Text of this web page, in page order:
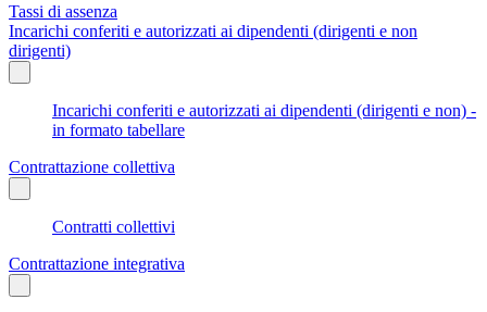
Tassi di assenza
Incarichi conferiti e autorizzati ai dipendenti (dirigenti e non
dirigenti)
Incarichi conferiti e autorizzati ai dipendenti (dirigenti e non) -
in formato tabellare
Contrattazione collettiva
Contratti collettivi
Contrattazione integrativa